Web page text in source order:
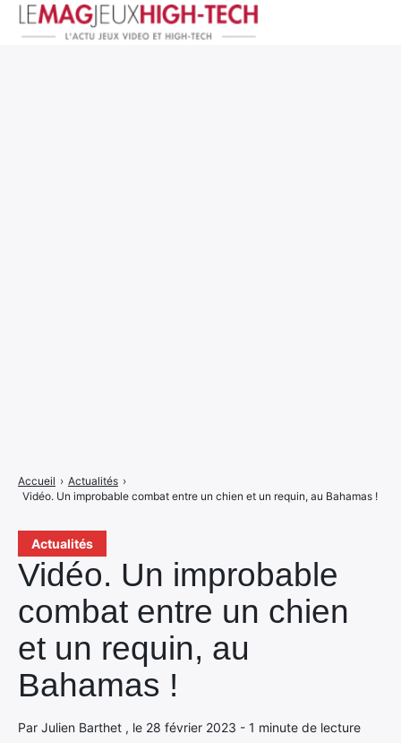
Actualités
Vidéo. Un improbable
combat entre un chien
et un requin, au
Bahamas !
Par Julien Barthet , le 28 février 2023 - 1 minute de lecture
Accueil › Actualités ›
Vidéo. Un improbable combat entre un chien et un requin, au Bahamas !